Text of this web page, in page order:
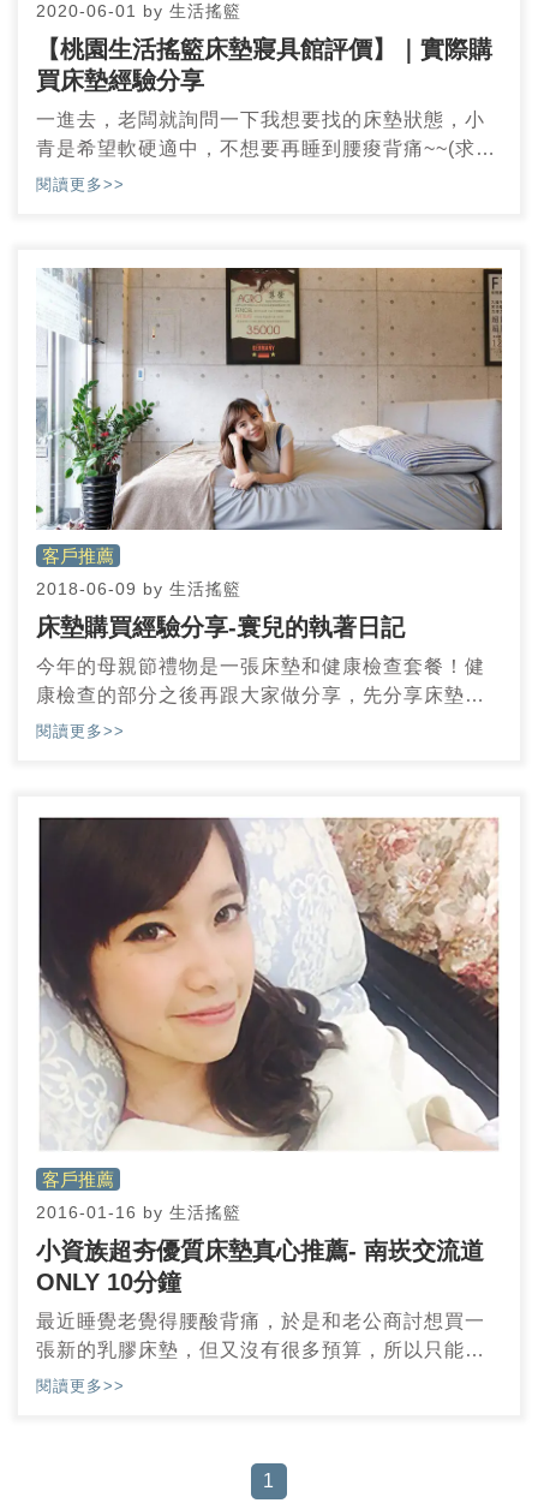
2020-06-01 by 生活搖籃
【桃園生活搖籃床墊寢具館評價】｜實際購
買床墊經驗分享
一進去，老闆就詢問一下我想要找的床墊狀態，小
青是希望軟硬適中，不想要再睡到腰痠背痛~~(求
救)美麗老闆娘先請我躺福爾摩沙系列，他說這款可
實際試躺體驗~~)
閱讀更多>>
客戶推薦
2018-06-09 by 生活搖籃
床墊購買經驗分享-寰兒的執著日記
今年的母親節禮物是一張床墊和健康檢查套餐！健
康檢查的部分之後再跟大家做分享，先分享床墊，
這間生活搖籃床墊寢具館床墊是我設計師朋友跟我
閱讀更多>>
客戶推薦
2016-01-16 by 生活搖籃
小資族超夯優質床墊真心推薦- 南崁交流道
ONLY 10分鐘
最近睡覺老覺得腰酸背痛，於是和老公商討想買一
張新的乳膠床墊，但又沒有很多預算，所以只能先
觀望床墊大概的價位，然後再乞求老公讓我買～～
閱讀更多>>
1